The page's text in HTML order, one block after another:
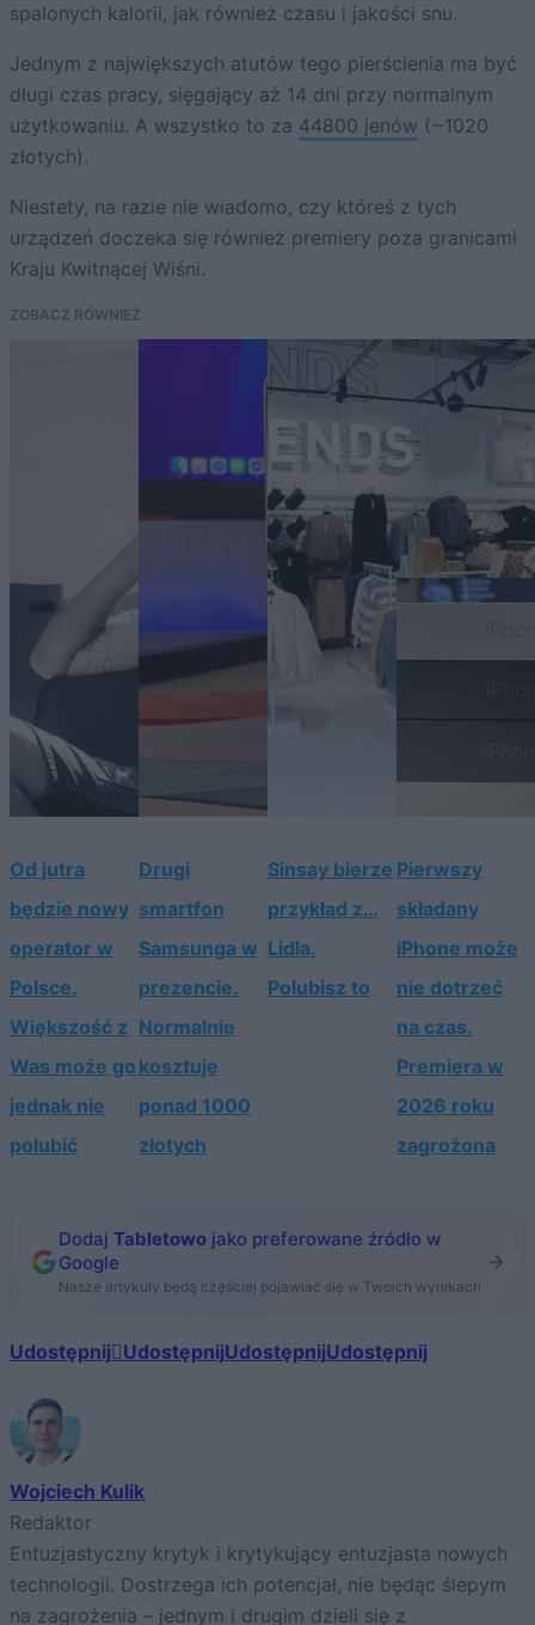
spalonych kalorii, jak również czasu i jakości snu.
Jednym z największych atutów tego pierścienia ma być
długi czas pracy, sięgający aż 14 dni przy normalnym
użytkowaniu. A wszystko to za 44800 jenów (~1020
złotych).
Niestety, na razie nie wiadomo, czy któreś z tych
urządzeń doczeka się również premiery poza granicami
Kraju Kwitnącej Wiśni.
ZOBACZ RÓWNIEŻ
Od jutra
będzie nowy
operator w
Polsce.
Większość z
Was może go
jednak nie
polubić
Drugi
smartfon
Samsunga w
prezencie.
Normalnie
kosztuje
ponad 1000
złotych
Sinsay bierze
przykład z…
Lidla.
Polubisz to
Pierwszy
składany
iPhone może
nie dotrzeć
na czas.
Premiera w
2026 roku
zagrożona
Dodaj Tabletowo jako preferowane źródło w
Google
Nasze artykuły będą częściej pojawiać się w Twoich wynikach
Udostępnij UdostępnijUdostępnijUdostępnij
Wojciech Kulik
Redaktor
Entuzjastyczny krytyk i krytykujący entuzjasta nowych
technologii. Dostrzega ich potencjał, nie będąc ślepym
na zagrożenia – jednym i drugim dzieli się z